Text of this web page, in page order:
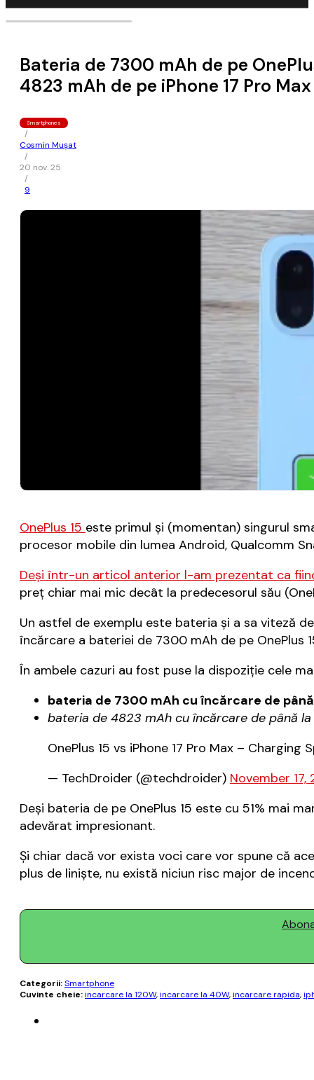
Bateria de 7300 mAh de pe
4823 mAh de pe iPhone 17 Pro
Smartphones
/
Cosmin Mușat
/
20 nov. 25
/
9
OnePlus 15 este primul şi (momentan) singurul
procesor mobile din lumea Android, Qualcomm
Deşi într-un articol anterior l-am prezentat ca
preţ chiar mai mic decât la predecesorul său
Un astfel de exemplu este bateria şi a sa viteză
încărcare a bateriei de 7300 mAh de pe OnePlus
În ambele cazuri au fost puse la dispoziţie cele
bateria de 7300 mAh cu încărcare de
bateria de 4823 mAh cu încărcare de până
OnePlus 15 vs iPhone 17 Pro Max – Charging
— TechDroider (@techdroider) November 17,
Deşi bateria de pe OnePlus 15 este cu 51% mai
adevărat impresionant.
Şi chiar dacă vor exista voci care vor spune că
plus de linişte, nu există niciun risc major de
Categorii:Smartphone
Cuvinte cheie:incarcare la 120W,incarcare la 40W,incarcare rapida,